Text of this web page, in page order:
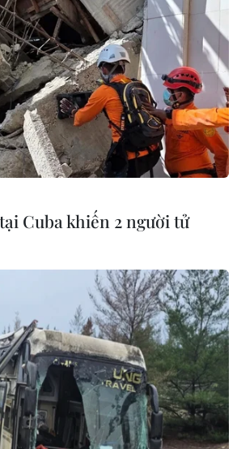
MỤC
nhiều nguồn tư
hài cốt liệt sỹ
mầm non thừa
hai trẻ
Cuba khiến 2 người tử